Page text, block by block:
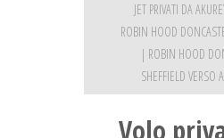
JET PRIVATI DA
ROBIN HOOD
| ROBIN HOOD
SHEFFIELD VERSO